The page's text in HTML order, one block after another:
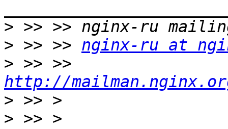
>
> >> >> nginx-ru at
>
http://
>
> >> >